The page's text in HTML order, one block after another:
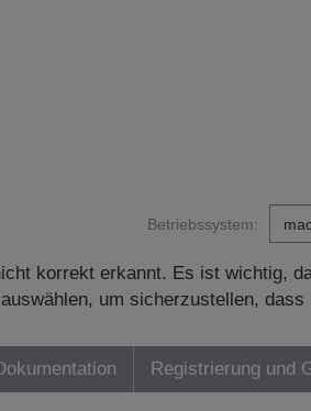
Betriebssystem:
korrekt erkannt. Es ist wichtig,
auswählen, um sicherzustellen,
Registrierung und